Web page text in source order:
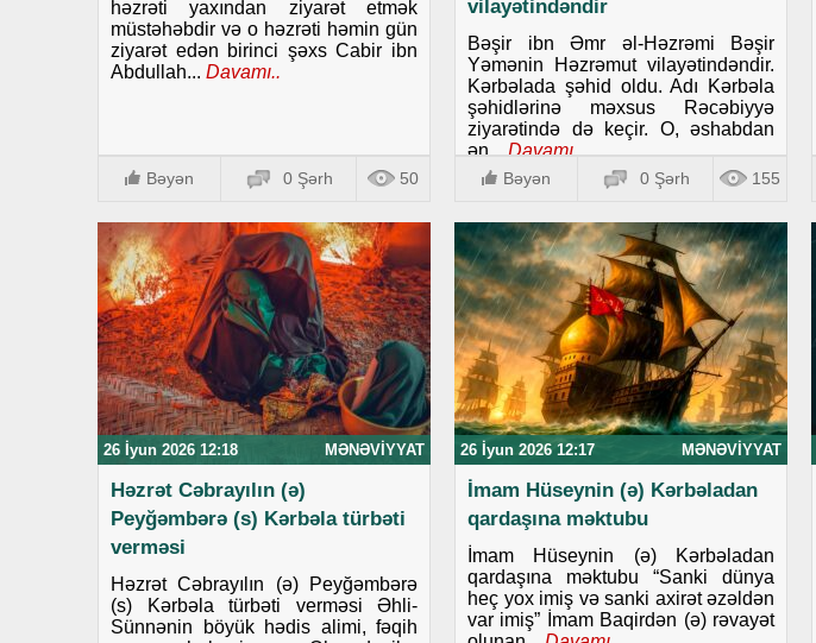
həzrəti yaxından ziyarət etmək
müstəhəbdir və o həzrəti həmin gün
ziyarət edən birinci şəxs Cabir ibn
Abdullah... Davamı..
Bəyən 0 Şərh 50
vilayətindəndir
Bəşir ibn Əmr əl-Həzrəmi Bəşir
Yəmənin Həzrəmut vilayətindəndir.
Kərbəlada şəhid oldu. Adı Kərbəla
şəhidlərinə məxsus Rəcəbiyyə
ziyarətində də keçir. O, əshabdan
ən...Davamı..
Bəyən 0 Şərh 155
26 İyun 2026 12:18 MƏNƏVIYYAT
Həzrət Cəbrayılın (ə)
Peyğəmbərə (s) Kərbəla türbəti
verməsi
Həzrət Cəbrayılın (ə) Peyğəmbərə
(s) Kərbəla türbəti verməsi Əhli-
Sünnənin böyük hədis alimi, fəqih
26 İyun 2026 12:17 MƏNƏVIYYAT
İmam Hüseynin (ə) Kərbəladan
qardaşına məktubu
İmam Hüseynin (ə) Kərbəladan
qardaşına məktubu “Sanki dünya
heç yox imiş və sanki axirət əzəldən
var imiş” İmam Baqirdən (ə) rəvayət